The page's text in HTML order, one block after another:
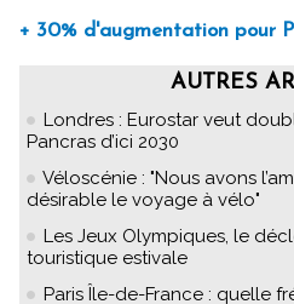
+ 30% d'augmentation pour
AUTRES
Londres : Eurostar veut
Pancras d’ici 2030
Véloscénie : "Nous avons
désirable le voyage à vélo"
Les Jeux Olympiques, le
touristique estivale
Paris Île-de-France : quelle